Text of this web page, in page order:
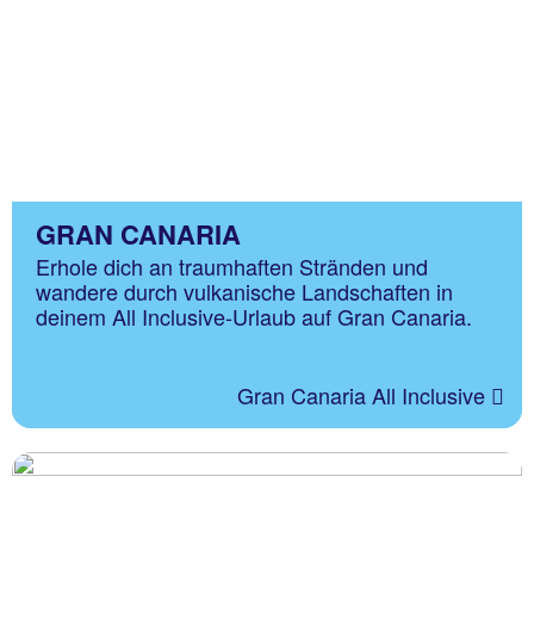
GRAN CANARIA
Erhole dich an traumhaften Stränden und
wandere durch vulkanische Landschaften in
deinem All Inclusive-Urlaub auf Gran Canaria.
Gran Canaria All Inclusive